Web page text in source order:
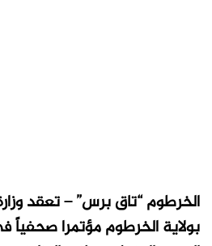
الخرطوم “تاق برس” – تعقد
بولاية الخرطوم مؤتمرا صحفياً